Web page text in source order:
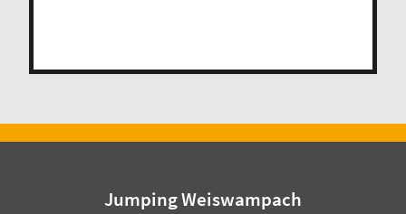
Jumping Weiswampach